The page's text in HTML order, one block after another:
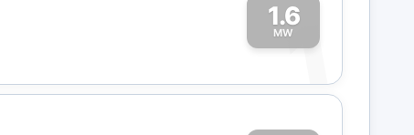
1.6
MW
1